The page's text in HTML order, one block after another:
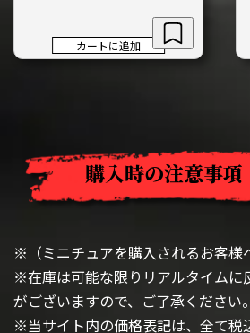
格
は
価
格
カートに追加
購入時の注意事項
※（ミニチュアを購入されるお客様
※在庫は可能な限りリアルタイムに
がございますので、ご了承ください。
※当サイト内の価格表記は、全て税